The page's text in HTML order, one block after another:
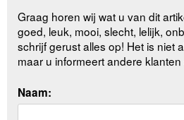
Graag horen wij wat u van dit
goed, leuk, mooi, slecht, lelijk,
schrijf gerust alles op! Het is niet
maar u informeert andere
Naam: